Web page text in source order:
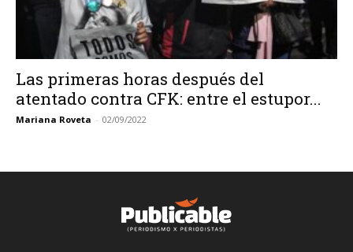
Las primeras horas después del
atentado contra CFK: entre el estupor...
Mariana Roveta - 02/09/2022